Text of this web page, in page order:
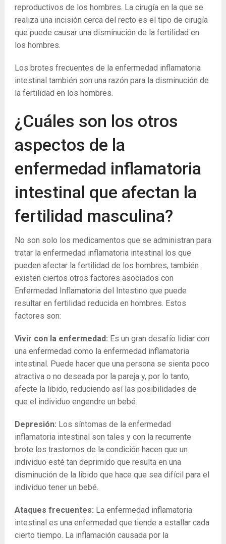
reproductivos de los hombres. La cirugía en la que se
realiza una incisión cerca del recto es el tipo de cirugía
que puede causar una disminución de la fertilidad en
los hombres.
Los brotes frecuentes de la enfermedad inflamatoria
intestinal también son una razón para la disminución de
la fertilidad en los hombres.
¿Cuáles son los otros
aspectos de la
enfermedad inflamatoria
intestinal que afectan la
fertilidad masculina?
No son solo los medicamentos que se administran para
tratar la enfermedad inflamatoria intestinal los que
pueden afectar la fertilidad de los hombres, también
existen ciertos otros factores asociados con
Enfermedad Inflamatoria del Intestino que puede
resultar en fertilidad reducida en hombres. Estos
factores son:
Vivir con la enfermedad: Es un gran desafío lidiar con
una enfermedad como la enfermedad inflamatoria
intestinal. Puede hacer que una persona se sienta poco
atractiva o no deseada por la pareja y, por lo tanto,
afecte la libido, reduciendo así las posibilidades de
que el individuo engendre un bebé.
Depresión: Los síntomas de la enfermedad
inflamatoria intestinal son tales y con la recurrente
brote los trastornos de la condición hacen que un
individuo esté tan deprimido que resulta en una
disminución de la libido que hace que sea difícil para el
individuo tener un bebé.
Ataques frecuentes: La enfermedad inflamatoria
intestinal es una enfermedad que tiende a estallar cada
cierto tiempo. La inflamación causada por la